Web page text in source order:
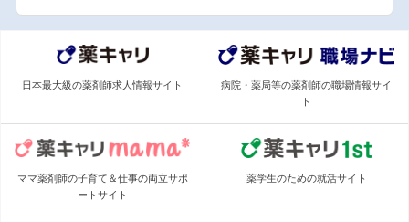
日本最大級の薬剤師求人情報サイト
病院・薬局等の薬剤師の職場情報サイ
ト
ママ薬剤師の子育て＆仕事の両立サポ
ートサイト
薬学生のための就活サイト